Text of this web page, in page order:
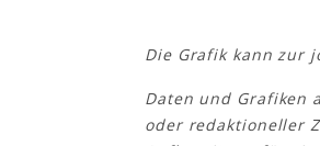
Die Grafik kann zur
Daten und Grafiken
oder redaktioneller